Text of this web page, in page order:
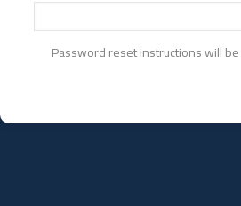
Password reset instructions will